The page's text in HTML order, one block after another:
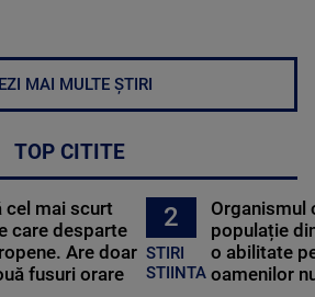
MAI MULTE ȘTIRI
TOP CITITE
cel mai scurt
care desparte
Are doar
fusuri orare
2
STIRI
STIINTA
Organismul
populație
o abilitate
oamenilor